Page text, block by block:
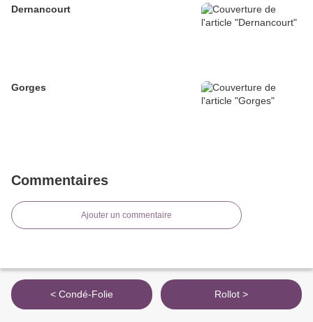
Dernancourt
Gorges
Commentaires
Ajouter un commentaire
< Condé-Folie Rollot >